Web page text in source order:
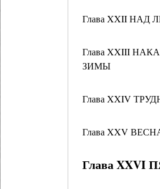
Глава XXII НАД
Глава XXIII
ЗИМЫ
Глава XXIV
Глава XXV
Глава XXVI